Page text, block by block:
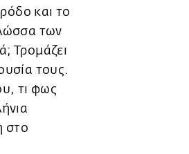
και το
των
Τρομάζει
τους.
τι φως
στο